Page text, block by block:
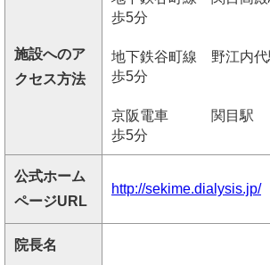
施設へのア
クセス方法
歩5分
地下鉄谷町線 野江内
歩5分
京阪電車 関目
歩5分
公式ホーム
ページURL
http://sekime.dialysis.jp/
院長名